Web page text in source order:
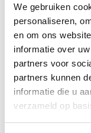
We gebruiken
personaliseren,
en om ons
informatie over
partners voor
partners kunnen
informatie die u
verzameld op